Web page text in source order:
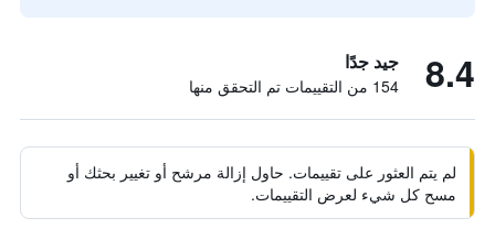
8.4 جيد جدًا
154 من التقييمات تم التحقق منها
لم يتم العثور على تقييمات. حاول إزالة مرشح أو تغيير بحثك أو
مسح كل شيء لعرض التقييمات.